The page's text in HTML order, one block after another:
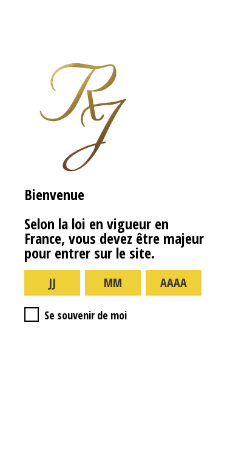
Bienvenue
Selon la loi en vigueur en
France, vous devez être majeur
pour entrer sur le site.
Se souvenir de moi